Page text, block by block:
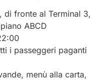
di fronte al Terminal 3,
ABCD
i passeggeri paganti
menù alla carta,